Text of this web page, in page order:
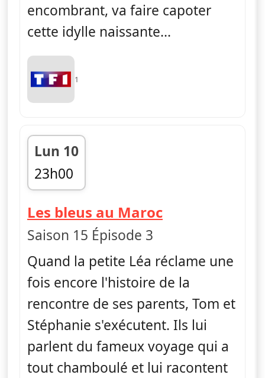
encombrant, va faire capoter
cette idylle naissante...
1
Lun 10
23h00
fin 00h00
Les bleus au Maroc— Camping
Saison 15 Épisode 3
Quand la petite Léa réclame une
fois encore l'histoire de la
rencontre de ses parents, Tom et
Stéphanie s'exécutent. Ils lui
parlent du fameux voyage qui a
tout chamboulé et lui racontent